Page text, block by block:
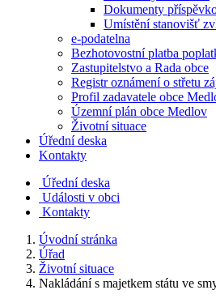
Dokumenty
Umístění stanovišť
e-podatelna
Bezhotovostní platba
Zastupitelstvo a Rada obce
Registr oznámení o střetu
Profil zadavatele obce
Územní plán obce Medlov
Životní situace
Úřední deska
Kontakty
Úřední deska
Události v obci
Kontakty
Úvodní stránka
Úřad
Životní situace
Nakládání s majetkem státu ve